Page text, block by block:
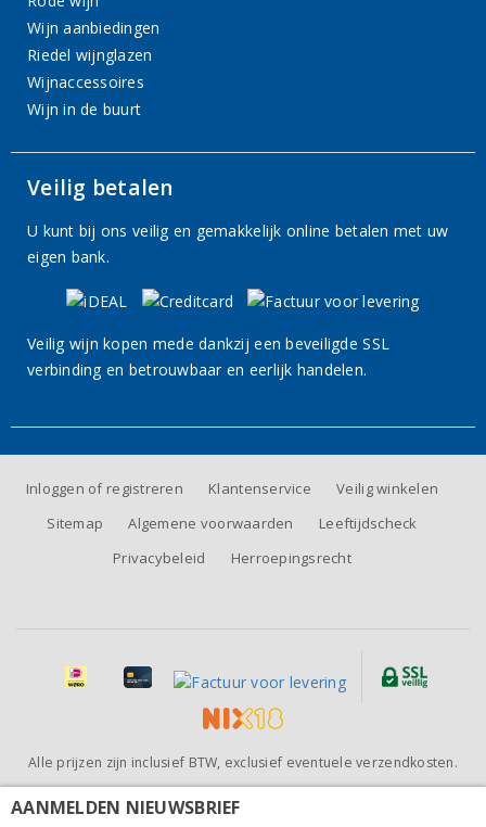
Lehmann G. Basset Hommage wijnglas 45cl (set van 6
Wijn aanbiedingen
Riedel wijnglazen
Wijnaccessoires
Wijn in de buurt
Veilig betalen
U kunt bij ons veilig en gemakkelijk online betalen met uw
eigen bank.
Veilig wijn kopen mede dankzij een beveiligde SSL
verbinding en betrouwbaar en eerlijk handelen.
Inloggen of registreren Klantenservice
Veilig winkelen
Sitemap
Algemene voorwaarden
Leeftijdscheck
Privacybeleid
Herroepingsrecht
Alle prijzen zijn inclusief BTW, exclusief eventuele verzendkosten.
Beoordeling vanWijnhandel BeauVin
beoordelingen
AANMELDEN NIEUWSBRIEF